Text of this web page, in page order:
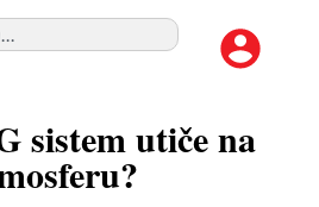
sistem utiče na